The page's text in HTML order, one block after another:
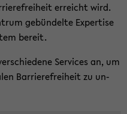
er­reicht wird.
ge­bün­del­te Ex­per­ti­se
be­reit.
Ser­vices an, um
Bar­rie­re­frei­heit zu un­